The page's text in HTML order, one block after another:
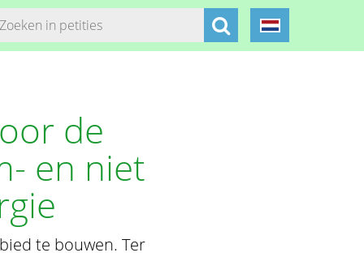
de
en niet
te bouwen. Ter